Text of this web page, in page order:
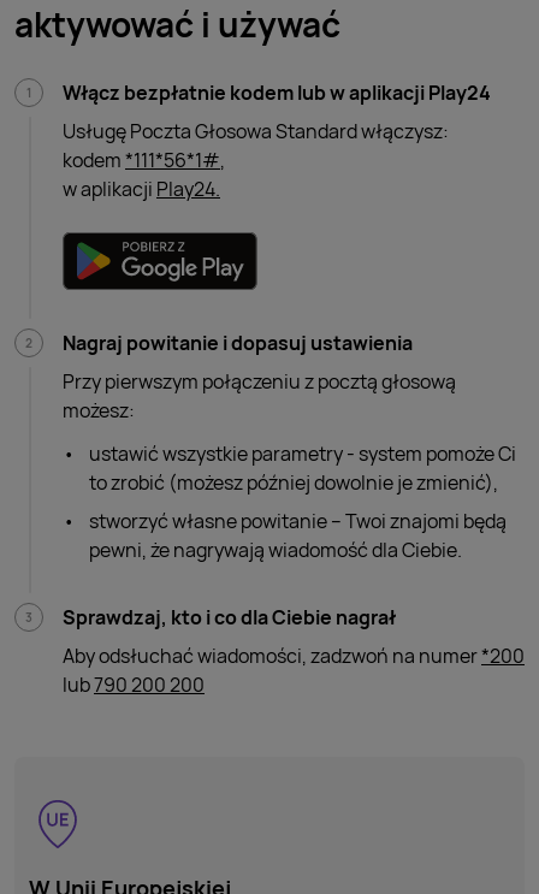
aktywować i używać
Włącz bezpłatnie kodem lub w aplikacji Play24
Usługę Poczta Głosowa Standard włączysz:
kodem*111*56*1#,
w aplikacji Play24.
Nagraj powitanie i dopasuj ustawienia
Przy pierwszym połączeniu z pocztą głosową
możesz:
ustawić wszystkie parametry - system pomoże Ci
to zrobić (możesz później dowolnie je zmienić),
stworzyć własne powitanie – Twoi znajomi będą
pewni, że nagrywają wiadomość dla Ciebie.
Sprawdzaj, kto i co dla Ciebie nagrał
Aby odsłuchać wiadomości, zadzwoń na numer*200
lub790 200 200
W Unii Europejskiej